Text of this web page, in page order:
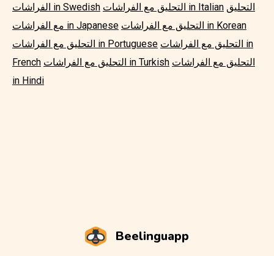
الفراشات in Swedish
التحليق مع الفراشات in Italian التحليق
مع الفراشات in Japanese
التحليق مع الفراشات in Korean
التحليق مع الفراشات in Portuguese التحليق مع الفراشات in
French
التحليق مع الفراشات in Turkish التحليق مع الفراشات
in Hindi
Beelinguapp